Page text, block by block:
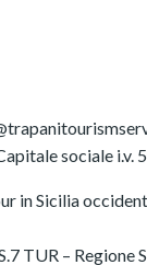
sociale i.v.
in Sicilia
TUR –